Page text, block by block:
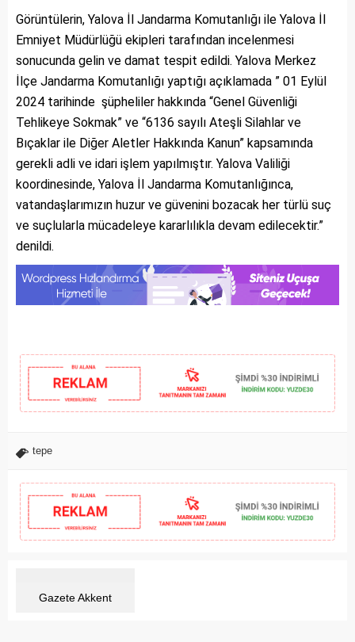
Görüntülerin, Yalova İl Jandarma Komutanlığı ile Yalova İl
Emniyet Müdürlüğü ekipleri tarafından incelenmesi
sonucunda gelin ve damat tespit edildi. Yalova Merkez
İlçe Jandarma Komutanlığı yaptığı açıklamada ” 01 Eylül
2024 tarihinde şüpheliler hakkında “Genel Güvenliği
Tehlikeye Sokmak” ve “6136 sayılı Ateşli Silahlar ve
Bıçaklar ile Diğer Aletler Hakkında Kanun” kapsamında
gerekli adli ve idari işlem yapılmıştır. Yalova Valiliği
koordinesinde, Yalova İl Jandarma Komutanlığınca,
vatandaşlarımızın huzur ve güvenini bozacak her türlü suç
ve suçlularla mücadeleye kararlılıkla devam edilecektir.”
denildi.
tepe
Gazete Akkent